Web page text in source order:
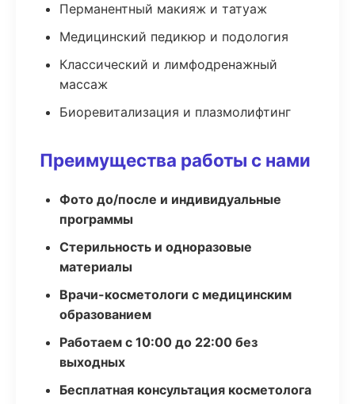
Перманентный макияж и татуаж
Медицинский педикюр и подология
Классический и лимфодренажный
массаж
Биоревитализация и плазмолифтинг
Преимущества работы с нами
Фото до/после и индивидуальные
программы
Стерильность и одноразовые
материалы
Врачи-косметологи с медицинским
образованием
Работаем с 10:00 до 22:00 без
выходных
Бесплатная консультация косметолога